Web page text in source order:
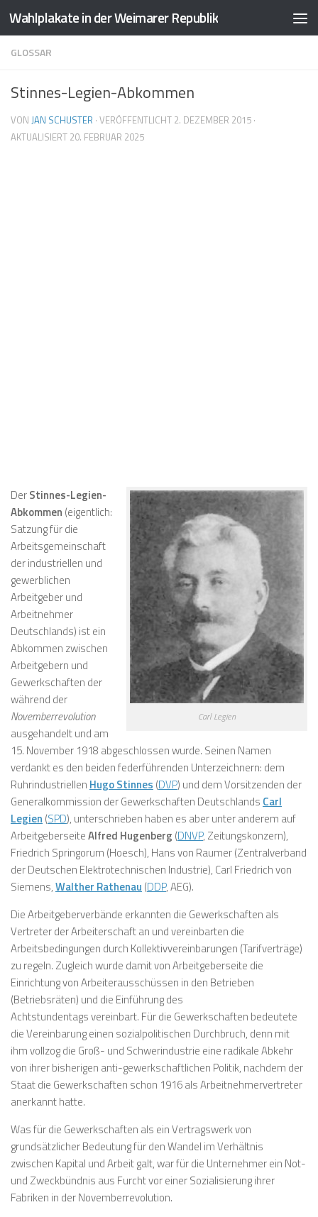
Zum Inhalt springen
Wahlplakate in der Weimarer Republik
GLOSSAR
Stinnes-Legien-Abkommen
VON JAN SCHUSTER · VERÖFFENTLICHT 2. DEZEMBER 2015 ·
AKTUALISIERT 20. FEBRUAR 2025
Carl Legien
DerStinnes-Legien-
Abkommen (eigentlich:
Satzung für die
Arbeitsgemeinschaft
der industriellen und
gewerblichen
Arbeitgeber und
Arbeitnehmer
Deutschlands) ist ein
Abkommen zwischen
Arbeitgebern und
Gewerkschaften der
während der
Novemberrevolution
ausgehandelt und am
15. November 1918 abgeschlossen wurde. Seinen Namen
verdankt es den beiden federführenden Unterzeichnern: dem
Ruhrindustriellen Hugo Stinnes (DVP) und dem Vorsitzenden der
Generalkommission der Gewerkschaften Deutschlands Carl
Legien (SPD), unterschrieben haben es aber unter anderem auf
ArbeitgeberseiteAlfred Hugenberg (DNVP, Zeitungskonzern),
Friedrich Springorum (Hoesch), Hans von Raumer (Zentralverband
der Deutschen Elektrotechnischen Industrie), Carl Friedrich von
Siemens,Walther Rathenau (DDP, AEG).
Die Arbeitgeberverbände erkannten die Gewerkschaften als
Vertreter der Arbeiterschaft an und vereinbarten die
Arbeitsbedingungen durch Kollektivvereinbarungen (Tarifverträge)
zu regeln. Zugleich wurde damit von Arbeitgeberseite die
Einrichtung von Arbeiterausschüssen in den Betrieben
(Betriebsräten) und die Einführung des
Achtstundentags vereinbart. Für die Gewerkschaften bedeutete
die Vereinbarung einen sozialpolitischen Durchbruch, denn mit
ihm vollzog die Groß- und Schwerindustrie eine radikale Abkehr
von ihrer bisherigen anti-gewerkschaftlichen Politik, nachdem der
Staat die Gewerkschaften schon 1916 als Arbeitnehmervertreter
anerkannt hatte.
Was für die Gewerkschaften als ein Vertragswerk von
grundsätzlicher Bedeutung für den Wandel im Verhältnis
zwischen Kapital und Arbeit galt, war für die Unternehmer ein Not-
und Zweckbündnis aus Furcht vor einer Sozialisierung ihrer
Fabriken in der Novemberrevolution.